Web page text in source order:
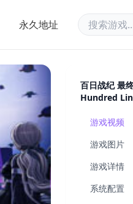
永久地址
百日战纪 最
Hundred
游戏视频
游戏图片
游戏详情
系统配置